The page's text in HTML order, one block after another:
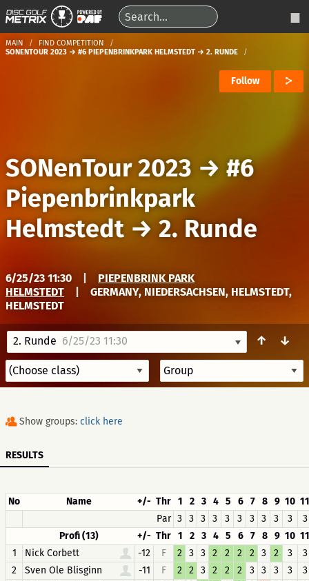
MAIN
FIND COMPETITION
SONENTOUR 2023 → #6 PIEPENBRINKPARK HELMSTEDT → 2. RUNDE
Follow
SONenTour 2023 → #6
Piepenbrinkpark
Helmstedt → 2. Runde
6/25/23 11:30
PIEPENBRINK PARK
HELMSTEDT
GERMANY, NIEDERSACHSEN, HELMSTEDT,
HELMSTEDT
2. Runde 6/25/23 11:30 ↑ ↓
Show groups: click here
RESULTS
No Name +/- Thr 1 2 3 4 5 6 7 8 9 10 11
Par 3 3 3 3 3 3 3 3 3 3
3
Profi (13)
+/- Thr 1 2 3 4 5 6 7 8 9 10 11
1
Nick Corbett -12 F 2 3 3 2 2 2 2 3 2 3
3
2
Sven Ole Blisginn -11 F 2 2 3 2 2 2 3 3 3 3
3